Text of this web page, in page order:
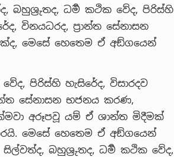
බහුශ්‍රුතද, ධර්‍ම කථික වේද, පිරිස්හි
විනයධරද, ප්‍රාන්ත සේනාසන
මෙසේ හෙතෙම ඒ අඞ්ගයෙන්
පිරිස්හි හැසිරේද, විසාරදව
සේනාසන භජනය කරණ,
අරූපවූ යම් ඒ ශාන්ත මිදීමක්
මෙසේ හෙතෙම ඒ අඞ්ගයෙන්
සිල්වත්ද, බහුශ්‍රුතද, ධර්‍ම කථික වේද,